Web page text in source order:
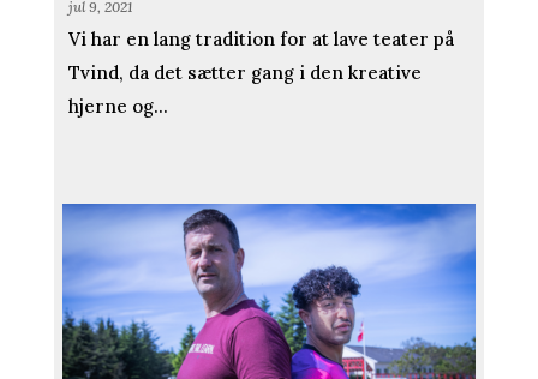
jul 9, 2021
Vi har en lang tradition for at lave teater på
Tvind, da det sætter gang i den kreative
hjerne og...